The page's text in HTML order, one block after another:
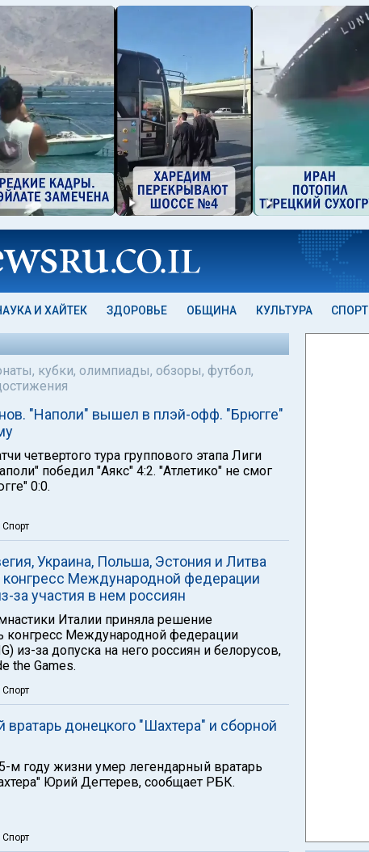
И ХАЙТЕК ЗДОРОВЬЕ ОБЩИНА КУЛЬТУРА СПОРТ
кубки, олимпиады, обзоры, футбол,
"Наполи" вышел в плэй-офф. "Брюгге"
четвертого тура группового этапа Лиги
победил "Аякс" 4:2. "Атлетико" не смог
0:0.
Украина, Польша, Эстония и Литва
конгресс Международной федерации
за участия в нем россиян
Италии приняла решение
конгресс Международной федерации
из-за допуска на него россиян и белорусов,
the Games.
донецкого "Шахтера" и сборной
м году жизни умер легендарный вратарь
Юрий Дегтерев, сообщает РБК.